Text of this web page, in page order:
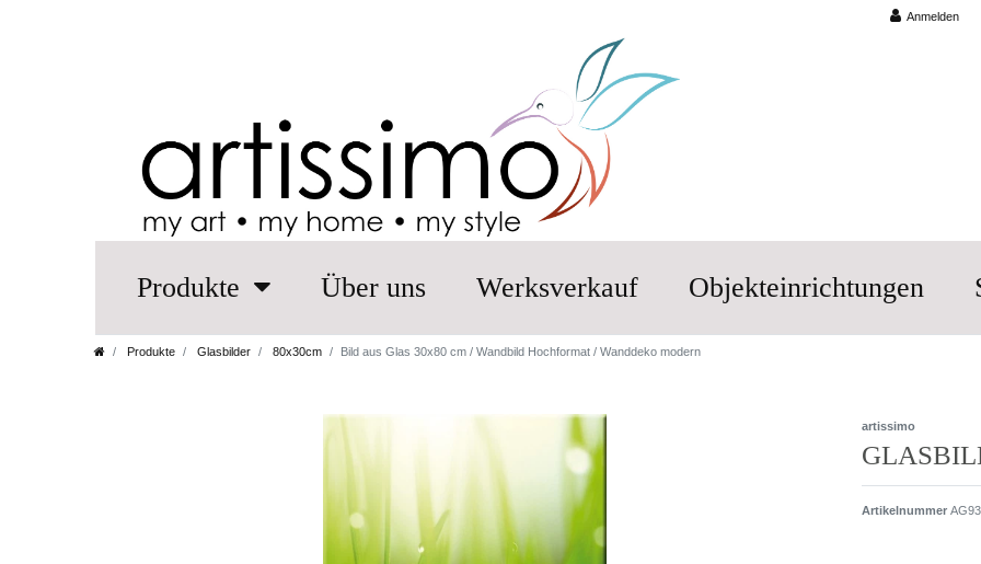
Anmelden
Produkte Über uns Werksverkauf Objekteinrichtungen
Produkte Glasbilder 80x30cm Bild aus Glas 30x80 cm / Wandbild Hochformat / Wanddeko modern
artissimo
Artikelnummer